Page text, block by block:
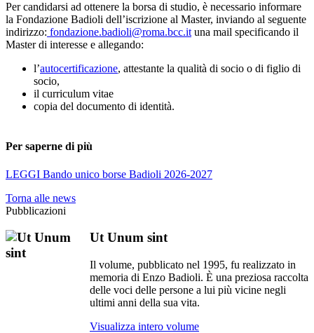
Per candidarsi ad ottenere la borsa di studio, è necessario informare
la Fondazione Badioli dell’iscrizione al Master, inviando al seguente
indirizzo: fondazione.badioli@roma.bcc.it una mail specificando il
Master di interesse e allegando:
l’autocertificazione, attestante la qualità di socio o di figlio di
socio,
il curriculum vitae
copia del documento di identità.
Per saperne di più
LEGGI Bando unico borse Badioli 2026-2027
Torna alle news
Pubblicazioni
Ut Unum sint
Il volume, pubblicato nel 1995, fu realizzato in
memoria di Enzo Badioli. È una preziosa raccolta
delle voci delle persone a lui più vicine negli
ultimi anni della sua vita.
Visualizza intero volume